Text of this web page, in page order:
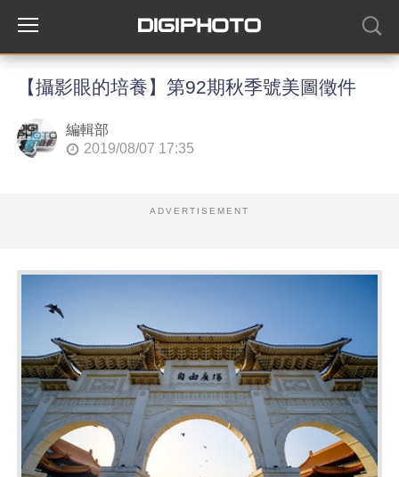
【攝影眼的培養】第92期秋季號美圖徵件
編輯部
2019/08/07 17:35
ADVERTISEMENT